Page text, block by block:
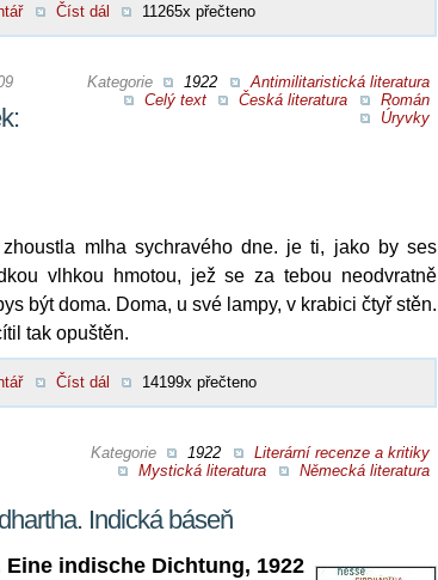
Číst dál 11265x přečteno
Kategorie 1922
Antimilitaristická literatura
Celý text
Česká literatura
Román
Úryvky
mlha sychravého dne. je ti, jako by ses
vlhkou hmotou, jež se za tebou neodvratně
být doma. Doma, u své lampy, v krabici čtyř stěn.
tak opuštěn.
Číst dál 14199x přečteno
Kategorie 1922
Literární recenze a kritiky
Mystická literatura
Německá literatura
Indická báseň
Eine indische Dichtung, 1922